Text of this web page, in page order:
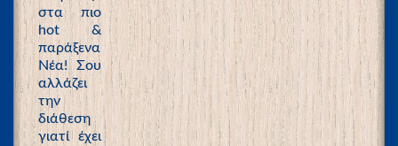
στα πιο
hot &
παράξενα
Νέα! Σου
αλλάζει
την
διάθεση
γιατί έχει